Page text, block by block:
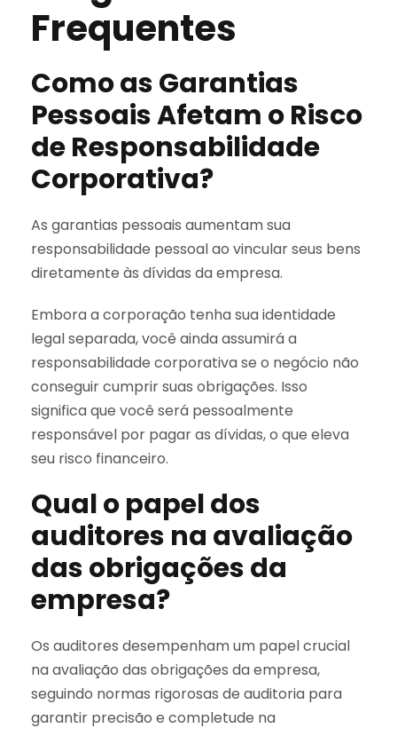
Frequentes
Como as Garantias
Pessoais Afetam o Risco
de Responsabilidade
Corporativa?
As garantias pessoais aumentam sua
responsabilidade pessoal ao vincular seus bens
diretamente às dívidas da empresa.
Embora a corporação tenha sua identidade
legal separada, você ainda assumirá a
responsabilidade corporativa se o negócio não
conseguir cumprir suas obrigações. Isso
significa que você será pessoalmente
responsável por pagar as dívidas, o que eleva
seu risco financeiro.
Qual o papel dos
auditores na avaliação
das obrigações da
empresa?
Os auditores desempenham um papel crucial
na avaliação das obrigações da empresa,
seguindo normas rigorosas de auditoria para
garantir precisão e completude na